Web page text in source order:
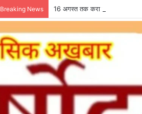
Breaking News 16 अगस्त तक करा लें LPG e-KYC,